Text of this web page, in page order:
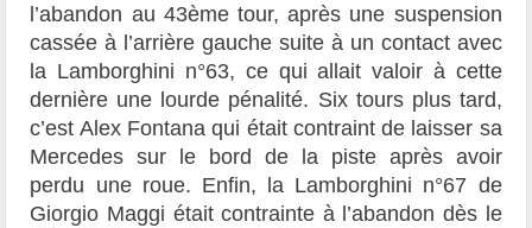
l’abandon au 43ème tour, après une suspension
cassée à l’arrière gauche suite à un contact avec
la Lamborghini n°63, ce qui allait valoir à cette
dernière une lourde pénalité. Six tours plus tard,
c’est Alex Fontana qui était contraint de laisser sa
Mercedes sur le bord de la piste après avoir
perdu une roue. Enfin, la Lamborghini n°67 de
Giorgio Maggi était contrainte à l’abandon dès le